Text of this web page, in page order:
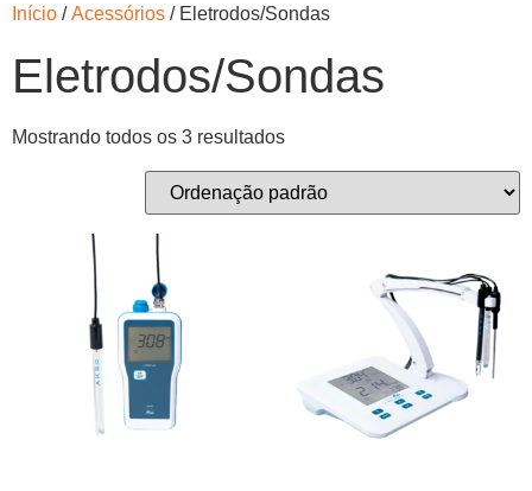
Início /Acessórios / Eletrodos/Sondas
Eletrodos/Sondas
Mostrando todos os 3 resultados